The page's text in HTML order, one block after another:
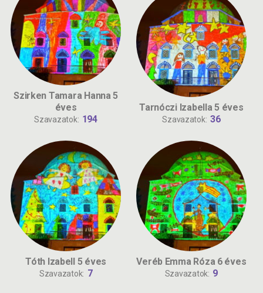
Szirken Tamara Hanna 5
éves
Szavazatok: 194
Tarnóczi Izabella 5 éves
Szavazatok: 36
Tóth Izabell 5 éves
Szavazatok: 7
Veréb Emma Róza 6 éves
Szavazatok: 9